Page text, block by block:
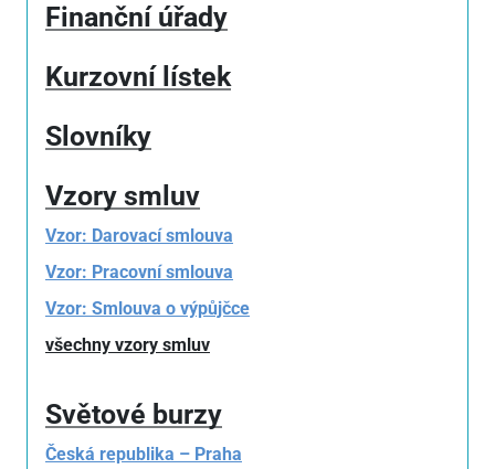
Finanční úřady
Kurzovní lístek
Slovníky
Vzory smluv
Vzor: Darovací smlouva
Vzor: Pracovní smlouva
Vzor: Smlouva o výpůjčce
všechny vzory smluv
Světové burzy
Česká republika – Praha